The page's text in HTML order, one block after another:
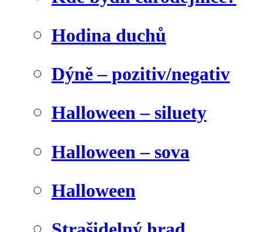
Hodina duchů
Dýně – pozitiv/negativ
Halloween – siluety
Halloween – sova
Halloween